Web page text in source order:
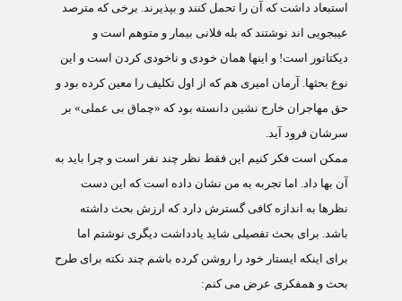
استبعاد داشت که آن را تحمل کنند و بپذیرند. برخی که مترصد
عیبجویی اند نوشتند که بله فلانی بیمار و متوهم است و
دیکتاتور است! و اینها همان خودی و ناخودی کردن است و این
نوع بحثها. آرمان امیری هم که از اول تکلیف را معین کرده بود و
حق مهاجران خارج نشین دانسته بود که «چماق بی عملی» بر
سرشان فرود آید.
ممکن است فکر کنیم این فقط نظر چند نفر است و چرا باید به
آن بها داد. اما تجربه به من نشان داده است که این دست
نظرها به اندازه کافی گسترش دارد که ارزش بحث داشته
باشد. برای بحث تفصیلی شاید یادداشت دیگری نوشتم اما
برای اینکه ایستار خود را روشن کرده باشم چند نکته برای طرح
بحث و همفکری عرض می کنم: